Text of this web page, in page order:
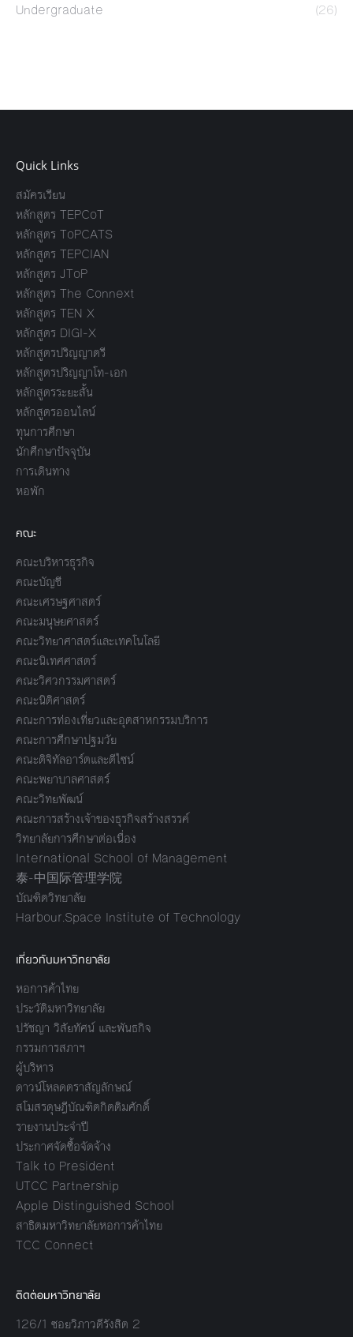
Undergraduate
(26)
Quick Links
สมัครเรียน
หลักสูตร TEPCoT
หลักสูตร ToPCATS
หลักสูตร TEPCIAN
หลักสูตร JToP
หลักสูตร The Connext
หลักสูตร TEN X
หลักสูตร DIGI-X
หลักสูตรปริญญาตรี
หลักสูตรปริญญาโท-เอก
หลักสูตรระยะสั้น
หลักสูตรออนไลน์
ทุนการศึกษา
นักศึกษาปัจจุบัน
การเดินทาง
หอพัก
คณะ
คณะบริหารธุรกิจ
คณะบัญชี
คณะเศรษฐศาสตร์
คณะมนุษยศาสตร์
คณะวิทยาศาสตร์และเทคโนโลยี
คณะนิเทศศาสตร์
คณะวิศวกรรมศาสตร์
คณะนิติศาสตร์
คณะการท่องเที่ยวและอุตสาหกรรมบริการ
คณะการศึกษาปฐมวัย
คณะดิจิทัลอาร์ตและดีไซน์
คณะพยาบาลศาสตร์
คณะวิทยพัฒน์
คณะการสร้างเจ้าของธุรกิจสร้างสรรค์
วิทยาลัยการศึกษาต่อเนื่อง
International School of Management
泰-中国际管理学院
บัณฑิตวิทยาลัย
Harbour.Space Institute of Technology
เกี่ยวกับมหาวิทยาลัย
หอการค้าไทย
ประวัติมหาวิทยาลัย
ปรัชญา วิสัยทัศน์ และพันธกิจ
กรรมการสภาฯ
ผู้บริหาร
ดาวน์โหลดตราสัญลักษณ์
สโมสรดุษฎีบัณฑิตกิตติมศักดิ์
รายงานประจำปี
ประกาศจัดซื้อจัดจ้าง
Talk to President
UTCC Partnership
Apple Distinguished School
สาธิตมหาวิทยาลัยหอการค้าไทย
TCC Connect
ติดต่อมหาวิทยาลัย
126/1 ซอยวิภาวดีรังสิต 2